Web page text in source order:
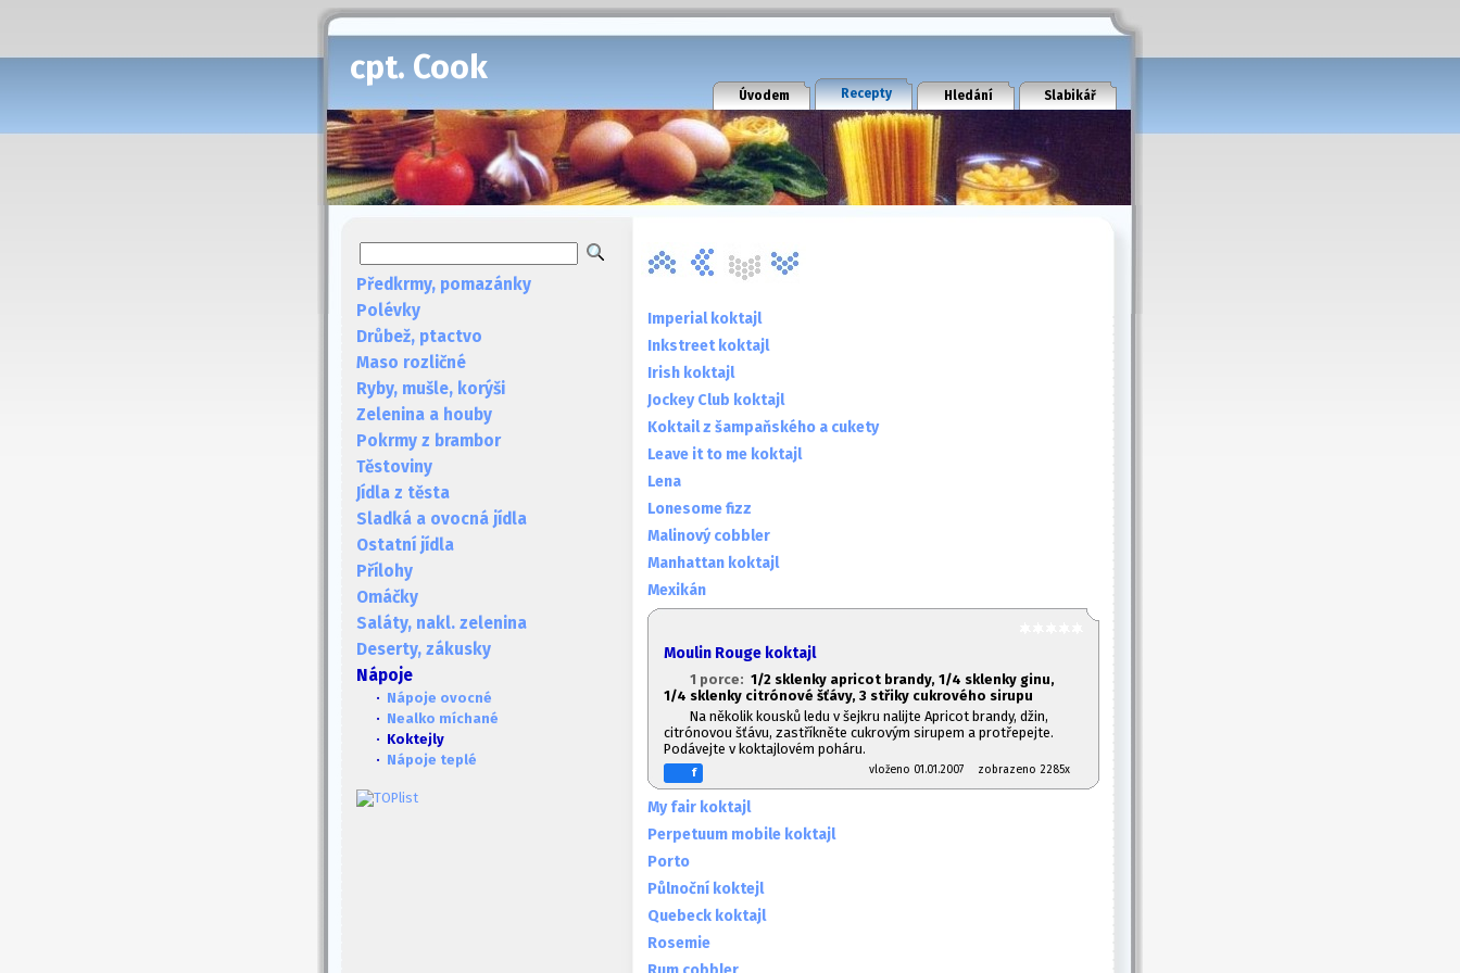
cpt. Cook
Úvodem Recepty Hledání Slabikář
Předkrmy, pomazánky
Polévky
Drůbež, ptactvo
Maso rozličné
Ryby, mušle, korýši
Zelenina a houby
Pokrmy z brambor
Těstoviny
Jídla z těsta
Sladká a ovocná jídla
Ostatní jídla
Přílohy
Omáčky
Saláty, nakl. zelenina
Deserty, zákusky
Nápoje
· Nápoje ovocné
· Nealko míchané
· Koktejly
· Nápoje teplé
Imperial koktajl
Inkstreet koktajl
Irish koktajl
Jockey Club koktajl
Koktail z šampaňského a cukety
Leave it to me koktajl
Lena
Lonesome fizz
Malinový cobbler
Manhattan koktajl
Mexikán
Moulin Rouge koktajl
1 porce: 1/2 sklenky apricot brandy, 1/4 sklenky ginu,
1/4 sklenky citrónové šťávy, 3 střiky cukrového sirupu
Na několik kousků ledu v šejkru nalijte Apricot brandy, džin,
citrónovou šťávu, zastříkněte cukrovým sirupem a protřepejte.
Podávejte v koktajlovém poháru.
f vloženo 01.01.2007 zobrazeno 2285x
My fair koktajl
Perpetuum mobile koktajl
Porto
Půlnoční koktejl
Quebeck koktajl
Rosemie